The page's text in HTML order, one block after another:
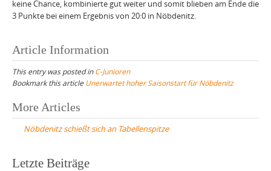
keine Chance, kombinierte gut weiter und somit blieben am Ende die
3 Punkte bei einem Ergebnis von 20:0 in Nöbdenitz.
Article Information
This entry was posted inC-Junioren
Bookmark this article Unerwartet hoher Saisonstart für Nöbdenitz
Post
navigation
More Articles
Nöbdenitz schießt sich an Tabellenspitze
Letzte Beiträge